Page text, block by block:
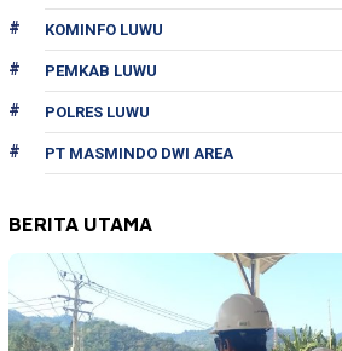
KOMINFO LUWU
PEMKAB LUWU
POLRES LUWU
PT MASMINDO DWI AREA
BERITA UTAMA